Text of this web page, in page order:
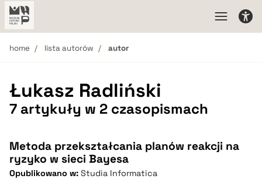
home lista autorów autor
Łukasz Radliński
7 artykuły w 2 czasopismach
Metoda przekształcania planów reakcji na
ryzyko w sieci Bayesa
Opublikowano w: Studia Informatica